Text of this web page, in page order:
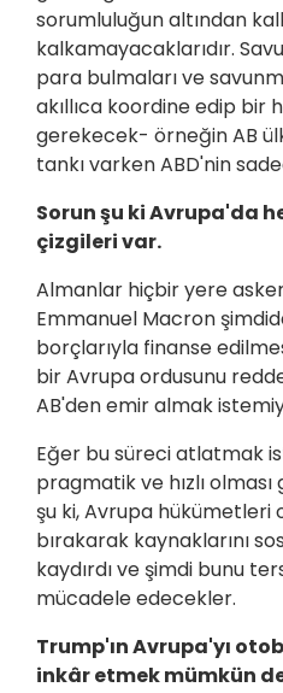
sorumluluğun altından
kalkamayacaklarıdır.
para bulmaları ve
akıllıca koordine edip bir
gerekecek- örneğin AB
tankı varken ABD'nin
Sorun şu ki Avrupa'da
çizgileri var.
Almanlar hiçbir yere
Emmanuel Macron
borçlarıyla finanse
bir Avrupa ordusunu
AB'den emir almak
Eğer bu süreci atlatmak
pragmatik ve hızlı
şu ki, Avrupa hükümetleri
bırakarak kaynaklarını
kaydırdı ve şimdi bunu
mücadele edecekler.
Trump'ın Avrupa'yı
inkâr etmek mümkün